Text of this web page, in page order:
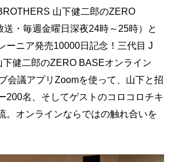
山下健二郎のZERO
・毎週金曜日深夜24時～25時）と
ーニア発売10000日記念！三代目 J
健二郎のZERO BASEオンライン
会議アプリZoomを使って、山下と招
200名、そしてゲストのコロコロチキ
。オンラインならではの触れ合いを